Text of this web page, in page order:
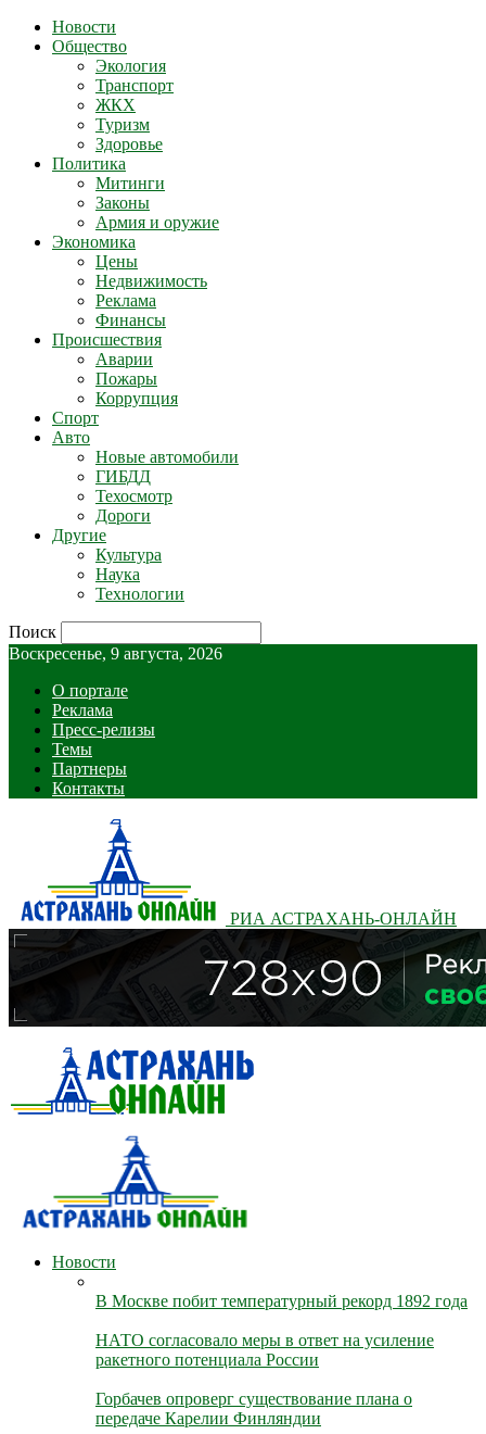
Новости
Общество
Экология
Транспорт
ЖКХ
Туризм
Здоровье
Политика
Митинги
Законы
Армия и оружие
Экономика
Цены
Недвижимость
Реклама
Финансы
Происшествия
Аварии
Пожары
Коррупция
Спорт
Авто
Новые автомобили
ГИБДД
Техосмотр
Дороги
Другие
Культура
Наука
Технологии
Поиск
Воскресенье, 9 августа, 2026
О портале
Реклама
Пресс-релизы
Темы
Партнеры
Контакты
РИА АСТРАХАНЬ-ОНЛАЙН
Новости
В Москве побит температурный рекорд 1892 года
НАТО согласовало меры в ответ на усиление
ракетного потенциала России
Горбачев опроверг существование плана о
передаче Карелии Финляндии